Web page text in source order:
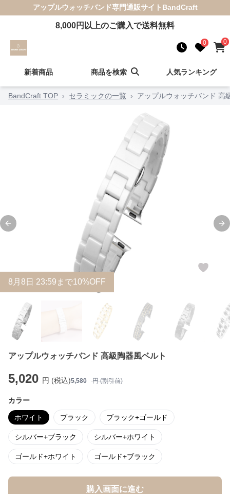
アップルウォッチバンド専門通販サイト BandCraft
8,000円以上のご購入で送料無料
0 0
新着商品 商品を検索 人気ランキング
BandCraft TOP › セラミックの一覧 › アップルウォッチバンド 高
Previous slide
8 月 8 日 23:59まで10%OFF
アップルウォッチバンド 高級陶器風ベルト
5,020 円 (税込)5,580 円 (割引前)
カラー
ホワイト ブラック ブラック+ゴールド
シルバー+ブラック シルバー+ホワイト
ゴールド+ホワイト ゴールド+ブラック
購入画面に進む